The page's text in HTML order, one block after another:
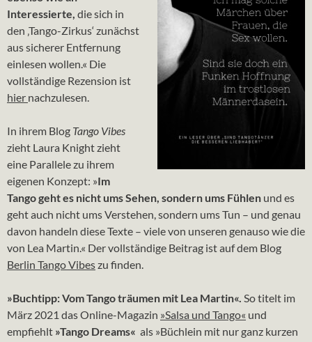
Interessierte, die sich in
den ‚Tango-Zirkus‘ zunächst
aus sicherer Entfernung
einlesen wollen.« Die
vollständige Rezension ist
hier nachzulesen.
In ihrem Blog Tango Vibes
zieht Laura Knight zieht
eine Parallele zu ihrem
eigenen Konzept: »Im
Tango geht es nicht ums Sehen, sondern ums Fühlen und es
geht auch nicht ums Verstehen, sondern ums Tun – und genau
davon handeln diese Texte – viele von unseren genauso wie die
von Lea Martin.« Der vollständige Beitrag ist auf dem Blog
Berlin Tango Vibeszu finden.
»Buchtipp: Vom Tango träumen mit Lea Martin«. So titelt im
März 2021 das Online-Magazin »Salsa und Tango« und
empfiehlt »Tango Dreams« als »Büchlein mit nur ganz kurzen